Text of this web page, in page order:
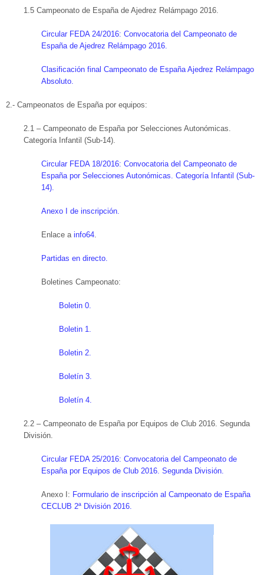
1.5 Campeonato de España de Ajedrez Relámpago 2016.
Circular FEDA 24/2016: Convocatoria del Campeonato de
España de Ajedrez Relámpago 2016.
Clasificación final Campeonato de España Ajedrez Relámpago
Absoluto.
2.- Campeonatos de España por equipos:
2.1 – Campeonato de España por Selecciones Autonómicas.
Categoría Infantil (Sub-14).
Circular FEDA 18/2016: Convocatoria del Campeonato de
España por Selecciones Autonómicas. Categoría Infantil (Sub-
14).
Anexo I de inscripción.
Enlace a info64.
Partidas en directo.
Boletines Campeonato:
Boletin 0.
Boletin 1.
Boletin 2.
Boletín 3.
Boletín 4.
2.2 – Campeonato de España por Equipos de Club 2016. Segunda
División.
Circular FEDA 25/2016: Convocatoria del Campeonato de
España por Equipos de Club 2016. Segunda División.
Anexo I: Formulario de inscripción al Campeonato de España
CECLUB 2ª División 2016.